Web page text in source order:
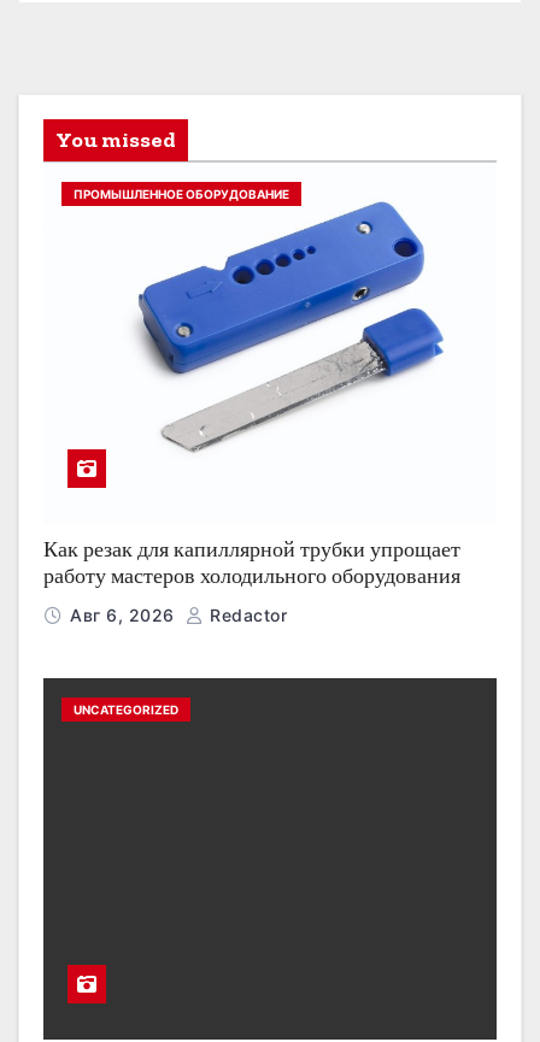
You missed
ПРОМЫШЛЕННОЕ ОБОРУДОВАНИЕ
Как резак для капиллярной трубки упрощает
работу мастеров холодильного оборудования
Авг 6, 2026 Redactor
UNCATEGORIZED